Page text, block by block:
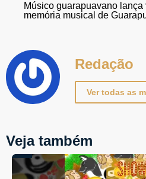
Músico guarapuavano lança
memória musical de
Redação
Ver todas as
Veja também